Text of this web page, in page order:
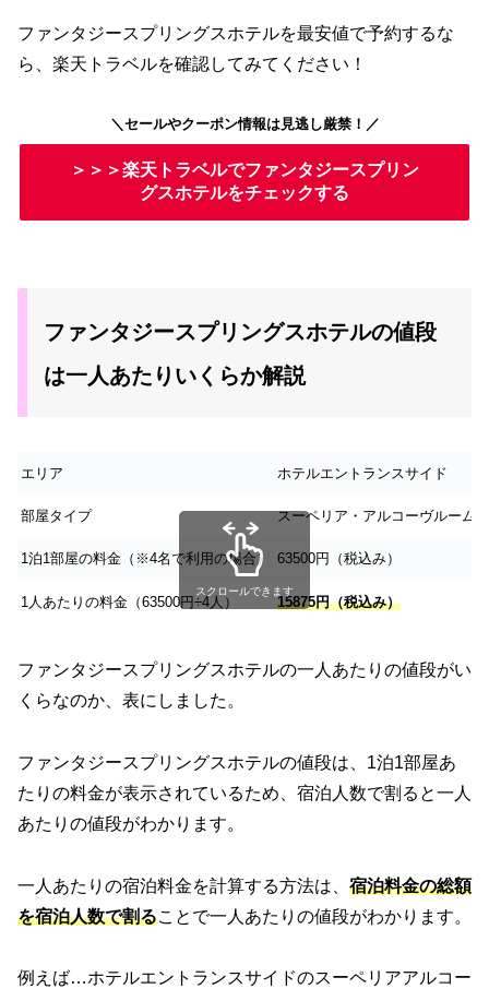
ファンタジースプリングスホテルを最安値で予約するな
ら、楽天トラベルを確認してみてください！
＼セールやクーポン情報は見逃し厳禁！／
＞＞＞楽天トラベルでファンタジースプリン
グスホテルをチェックする
ファンタジースプリングスホテルの値段
は一人あたりいくらか解説
エリア ホテルエントランスサイド
部屋タイプ スーペリア・アルコーヴルーム
1泊1部屋の料金（※4名で利用の場合） 63500円（税込み）
1人あたりの料金（63500円÷4人） 15875円（税込み）
スクロールできます
ファンタジースプリングスホテルの一人あたりの値段がい
くらなのか、表にしました。
ファンタジースプリングスホテルの値段は、1泊1部屋あ
たりの料金が表示されているため、宿泊人数で割ると一人
あたりの値段がわかります。
一人あたりの宿泊料金を計算する方法は、 宿泊料金の総額
を宿泊人数で割ることで一人あたりの値段がわかります。
例えば…ホテルエントランスサイドのスーペリアアルコー